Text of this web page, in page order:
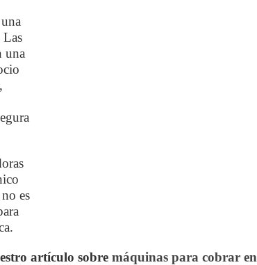
Las
una
es
artículo sobre máquinas para cobrar en